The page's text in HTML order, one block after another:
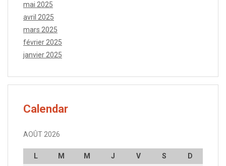
mai 2025
avril 2025
mars 2025
février 2025
janvier 2025
Calendar
AOÛT 2026
L M M J V S
D